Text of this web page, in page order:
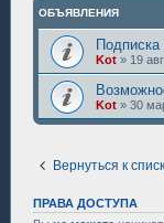
ОБЪЯВЛЕНИЯ
Kot » 19
Kot » 30
Вернуться к
ПРАВА ДОСТУПА